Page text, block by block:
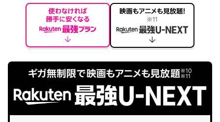
ギガ無制限で映画もアニメも見放題※10
※11